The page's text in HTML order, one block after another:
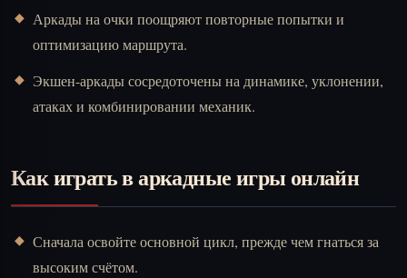
Аркады на очки поощряют повторные попытки и
оптимизацию маршрута.
Экшен-аркады сосредоточены на динамике, уклонении,
атаках и комбинировании механик.
Как играть в аркадные игры онлайн
Сначала освойте основной цикл, прежде чем гнаться за
высоким счётом.